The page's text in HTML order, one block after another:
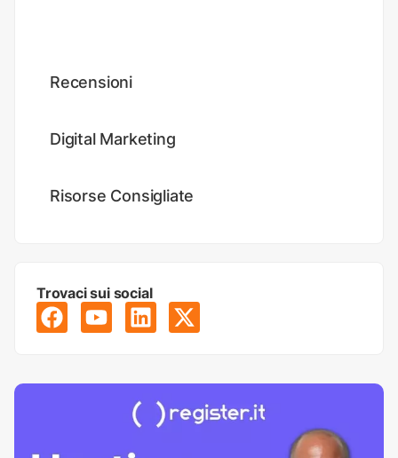
Recensioni
Digital Marketing
Risorse Consigliate
Trovaci sui social